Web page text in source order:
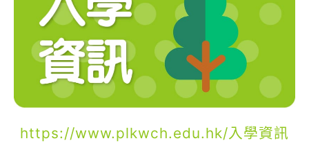
https://www.plkwch.edu.hk/入學資訊